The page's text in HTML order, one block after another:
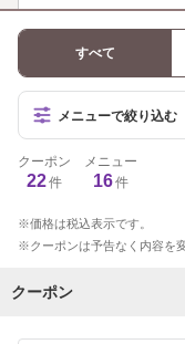
すべて
メニューで絞り込む
クーポン
22件
メニュー
16件
価格は税込表示です。
クーポンは予告なく内容を
クーポン